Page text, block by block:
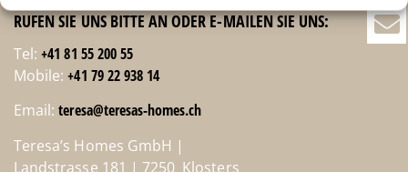
RUFEN SIE UNS BITTE AN ODER E-MAILEN SIE UNS:
Tel:+41 81 55 200 55
Mobile:+41 79 22 938 14
Email:teresa@teresas-homes.ch
Teresa’s Homes GmbH |
Landstrasse 181 | 7250 Klosters